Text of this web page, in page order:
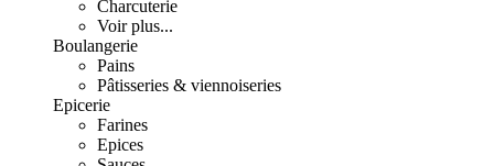
Charcuterie
Voir plus...
Boulangerie
Pains
Pâtisseries & viennoiseries
Epicerie
Farines
Epices